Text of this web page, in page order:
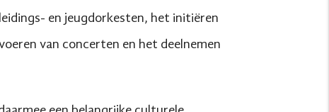
en jeugdorkesten, het initiëren
van concerten en het deelnemen